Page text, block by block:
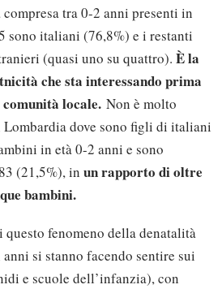
tra 0-2 anni presenti in
sono italiani (76,8%) e i restanti
(quasi uno su quattro). È la
che sta interessando prima
locale. Non è molto
dove sono figli di italiani
in età 0-2 anni e sono
(21,5%), in un rapporto di oltre
bambini.
fenomeno della denatalità
si stanno facendo sentire sui
e scuole dell’infanzia), con